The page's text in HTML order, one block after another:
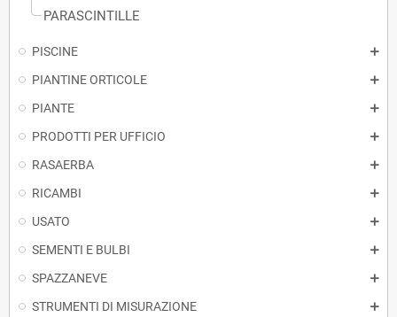
PARASCINTILLE
PISCINE
PIANTINE ORTICOLE
PIANTE
PRODOTTI PER UFFICIO
RASAERBA
RICAMBI
USATO
SEMENTI E BULBI
SPAZZANEVE
STRUMENTI DI MISURAZIONE